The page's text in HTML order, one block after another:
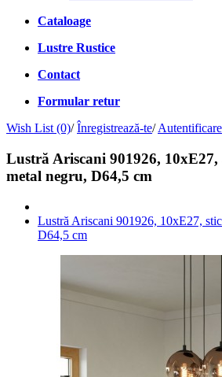
Cataloage
Lustre Rustice
Contact
Formular retur
Wish List (0)/ Înregistrează-te/ Autentificare
Lustră Ariscani 901926, 10xE27,
metal negru, D64,5 cm
Lustră Ariscani 901926, 10xE27,
D64,5 cm